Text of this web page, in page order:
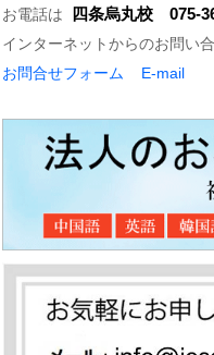
お電話は
四条烏丸校 075-
インターネットからのお問い
お問合せフォーム
E-mail